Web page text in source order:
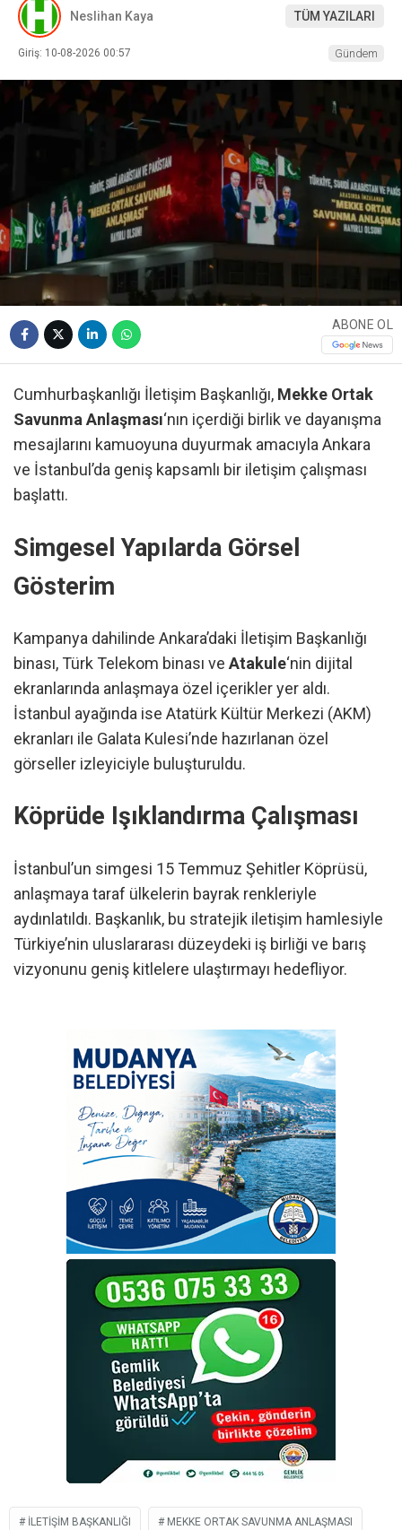
Neslihan Kaya TÜM YAZILARI
Giriş: 10-08-2026 00:57 Gündem
ABONE OL
Cumhurbaşkanlığı İletişim Başkanlığı, Mekke Ortak
Savunma Anlaşması‘nın içerdiği birlik ve dayanışma
mesajlarını kamuoyuna duyurmak amacıyla Ankara
ve İstanbul’da geniş kapsamlı bir iletişim çalışması
başlattı.
Simgesel Yapılarda Görsel
Gösterim
Kampanya dahilinde Ankara’daki İletişim Başkanlığı
binası, Türk Telekom binası ve Atakule‘nin dijital
ekranlarında anlaşmaya özel içerikler yer aldı.
İstanbul ayağında ise Atatürk Kültür Merkezi (AKM)
ekranları ile Galata Kulesi’nde hazırlanan özel
görseller izleyiciyle buluşturuldu.
Köprüde Işıklandırma Çalışması
İstanbul’un simgesi 15 Temmuz Şehitler Köprüsü,
anlaşmaya taraf ülkelerin bayrak renkleriyle
aydınlatıldı. Başkanlık, bu stratejik iletişim hamlesiyle
Türkiye’nin uluslararası düzeydeki iş birliği ve barış
vizyonunu geniş kitlelere ulaştırmayı hedefliyor.
İLETIŞIM BAŞKANLIĞI MEKKE ORTAK SAVUNMA ANLAŞMASI